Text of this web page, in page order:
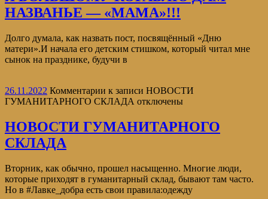
НАЗВАНЬЕ — «МАМА»!!!
Долго думала, как назвать пост, посвящённый «Дню
матери».И начала его детским стишком, который читал мне
сынок на празднике, будучи в
26.11.2022 Комментарии к записи НОВОСТИ
ГУМАНИТАРНОГО СКЛАДА отключены
НОВОСТИ ГУМАНИТАРНОГО
СКЛАДА
Вторник, как обычно, прошел насыщенно. Многие люди,
которые приходят в гуманитарный склад, бывают там часто.
Но в #Лавке_добра есть свои правила:одежду